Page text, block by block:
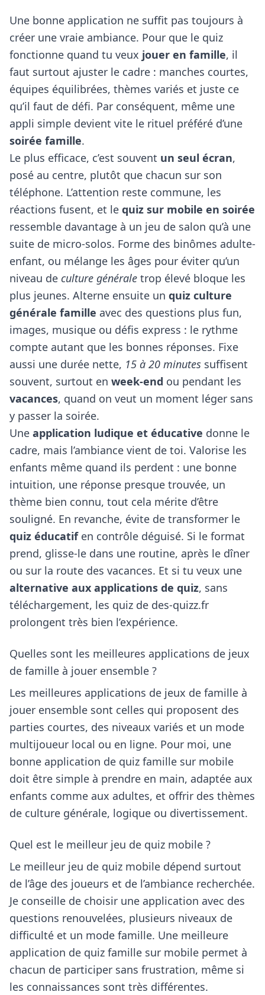
Une bonne application ne suffit pas toujours à
créer une vraie ambiance. Pour que le quiz
fonctionne quand tu veux jouer en famille, il
faut surtout ajuster le cadre : manches courtes,
équipes équilibrées, thèmes variés et juste ce
qu’il faut de défi. Par conséquent, même une
appli simple devient vite le rituel préféré d’une
soirée famille.
Le plus efficace, c’est souvent un seul écran,
posé au centre, plutôt que chacun sur son
téléphone. L’attention reste commune, les
réactions fusent, et le quiz sur mobile en soirée
ressemble davantage à un jeu de salon qu’à une
suite de micro-solos. Forme des binômes adulte-
enfant, ou mélange les âges pour éviter qu’un
niveau de culture générale trop élevé bloque les
plus jeunes. Alterne ensuite un quiz culture
générale famille avec des questions plus fun,
images, musique ou défis express : le rythme
compte autant que les bonnes réponses. Fixe
aussi une durée nette, 15 à 20 minutes suffisent
souvent, surtout en week-end ou pendant les
vacances, quand on veut un moment léger sans
y passer la soirée.
Une application ludique et éducative donne le
cadre, mais l’ambiance vient de toi. Valorise les
enfants même quand ils perdent : une bonne
intuition, une réponse presque trouvée, un
thème bien connu, tout cela mérite d’être
souligné. En revanche, évite de transformer le
quiz éducatifen contrôle déguisé. Si le format
prend, glisse-le dans une routine, après le dîner
ou sur la route des vacances. Et si tu veux une
alternative aux applications de quiz, sans
téléchargement, les quiz de des-quizz.fr
prolongent très bien l’expérience.
Quelles sont les meilleures applications de jeux
de famille à jouer ensemble ?
Les meilleures applications de jeux de famille à
jouer ensemble sont celles qui proposent des
parties courtes, des niveaux variés et un mode
multijoueur local ou en ligne. Pour moi, une
bonne application de quiz famille sur mobile
doit être simple à prendre en main, adaptée aux
enfants comme aux adultes, et offrir des thèmes
de culture générale, logique ou divertissement.
Quel est le meilleur jeu de quiz mobile ?
Le meilleur jeu de quiz mobile dépend surtout
de l’âge des joueurs et de l’ambiance recherchée.
Je conseille de choisir une application avec des
questions renouvelées, plusieurs niveaux de
difficulté et un mode famille. Une meilleure
application de quiz famille sur mobile permet à
chacun de participer sans frustration, même si
les connaissances sont très différentes.